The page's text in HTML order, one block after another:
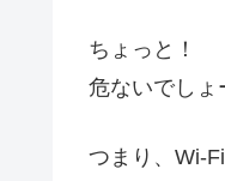
ちょっと！
危ないでしょ
つまり、Wi-